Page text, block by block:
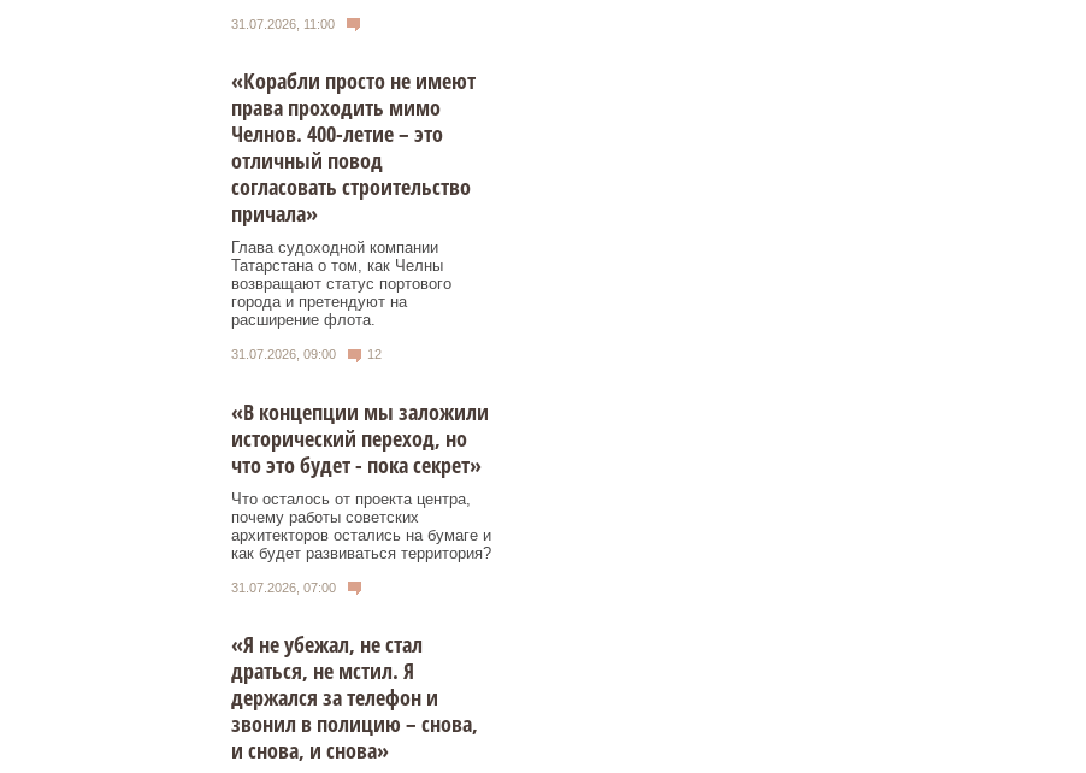
31.07.2026, 11:00
«Корабли просто не имеют
права проходить мимо
Челнов. 400-летие – это
отличный повод
согласовать строительство
причала»
Глава судоходной компании
Татарстана о том, как Челны
возвращают статус портового
города и претендуют на
расширение флота.
31.07.2026, 09:00 12
«В концепции мы заложили
исторический переход, но
что это будет - пока секрет»
Что осталось от проекта центра,
почему работы советских
архитекторов остались на бумаге и
как будет развиваться территория?
31.07.2026, 07:00
«Я не убежал, не стал
драться, не мстил. Я
держался за телефон и
звонил в полицию – снова,
и снова, и снова»